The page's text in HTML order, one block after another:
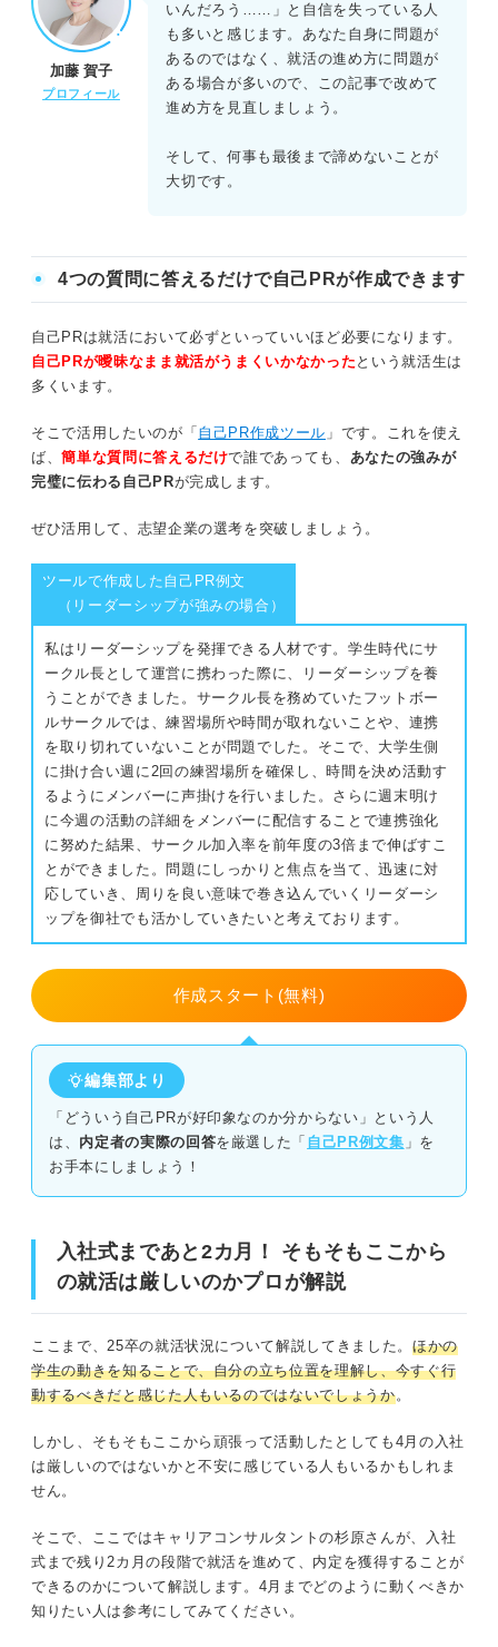
加藤 賀子
プロフィール
いんだろう……」と自信を失っている人
も多いと感じます。あなた自身に問題が
あるのではなく、就活の進め方に問題が
ある場合が多いので、この記事で改めて
進め方を見直しましょう。
そして、何事も最後まで諦めないことが
大切です。
4つの質問に答えるだけで自己PRが作成できます
自己PRは就活において必ずといっていいほど必要になります。
自己PRが曖昧なまま就活がうまくいかなかった という就活生は
多くいます。
そこで活用したいのが「 自己PR作成ツール 」です。これを使え
ば、簡単な質問に答えるだけで誰であっても、 あなたの強みが
完璧に伝わる自己PRが完成します。
ぜひ活用して、志望企業の選考を突破しましょう。
ツールで作成した自己PR例文
（リーダーシップが強みの場合）
私はリーダーシップを発揮できる人材です。学生時代にサ
ークル長として運営に携わった際に、リーダーシップを養
うことができました。サークル長を務めていたフットボー
ルサークルでは、練習場所や時間が取れないことや、連携
を取り切れていないことが問題でした。そこで、大学生側
に掛け合い週に2回の練習場所を確保し、時間を決め活動す
るようにメンバーに声掛けを行いました。さらに週末明け
に今週の活動の詳細をメンバーに配信することで連携強化
に努めた結果、サークル加入率を前年度の3倍まで伸ばすこ
とができました。問題にしっかりと焦点を当て、迅速に対
応していき、周りを良い意味で巻き込んでいくリーダーシ
ップを御社でも活かしていきたいと考えております。
作成スタート(無料)
編集部より
「どういう自己PRが好印象なのか分からない」という人
は、 内定者の実際の回答を厳選した「 自己PR例文集 」を
お手本にしましょう！
入社式まであと2カ月！ そもそもここから
の就活は厳しいのかプロが解説
ここまで、25卒の就活状況について解説してきました。 ほかの
学生の動きを知ることで、自分の立ち位置を理解し、今すぐ行
動するべきだと感じた人もいるのではないでしょうか。
しかし、そもそもここから頑張って活動したとしても4月の入社
は厳しいのではないかと不安に感じている人もいるかもしれま
せん。
そこで、ここではキャリアコンサルタントの杉原さんが、入社
式まで残り2カ月の段階で就活を進めて、内定を獲得することが
できるのかについて解説します。4月までどのように動くべきか
知りたい人は参考にしてみてください。